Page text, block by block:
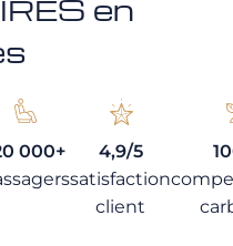
en
000+
4,9/5
satisfaction
client